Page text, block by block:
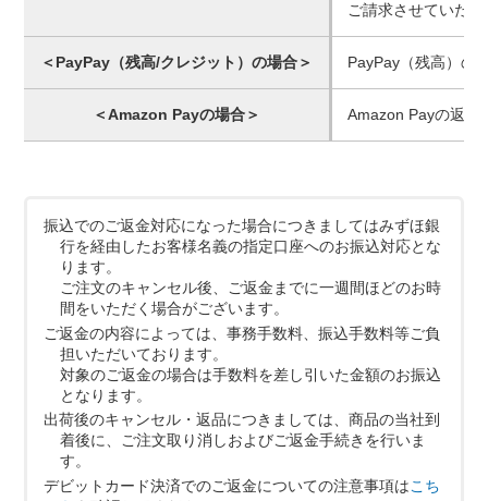
ご請求させていた
＜PayPay（残高/クレジット）の場合＞ PayPay（残高）の
＜Amazon Payの場合＞ Amazon Payの返金
振込でのご返金対応になった場合につきましてはみずほ銀
行を経由したお客様名義の指定口座へのお振込対応とな
ります。
ご注文のキャンセル後、ご返金までに一週間ほどのお時
間をいただく場合がございます。
ご返金の内容によっては、事務手数料、振込手数料等ご負
担いただいております。
対象のご返金の場合は手数料を差し引いた金額のお振込
となります。
出荷後のキャンセル・返品につきましては、商品の当社到
着後に、ご注文取り消しおよびご返金手続きを行いま
す。
デビットカード決済でのご返金についての注意事項はこち